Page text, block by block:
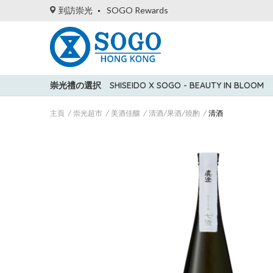
到訪崇光 SOGO Rewards
崇光禮の選択 SHISEIDO X SOGO - BEAUTY IN BLOOM
主頁 崇光超市 美酒佳釀 清酒/果酒/燒酌 清酒